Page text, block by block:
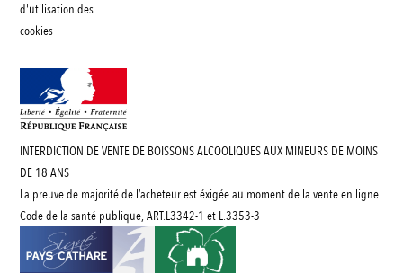
d'utilisation des
cookies
INTERDICTION DE VENTE DE BOISSONS ALCOOLIQUES AUX MINEURS DE MOINS
DE 18 ANS
La preuve de majorité de l’acheteur est éxigée au moment de la vente en ligne.
Code de la santé publique, ART.L3342-1 et L.3353-3